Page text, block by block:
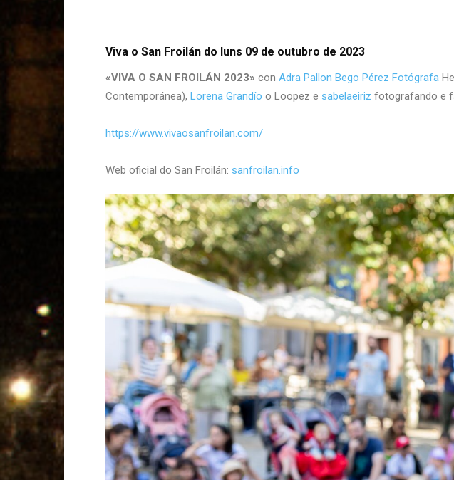
Viva o San Froilán do luns 09 de outubro de 2023
«VIVA O SAN FROILÁN 2023» con Adra Pallon Bego Pérez Fotógrafa
Contemporánea), Lorena Grandío o Loopez e sabelaeiriz fotografando e
https://www.vivaosanfroilan.com/
Web oficial do San Froilán: sanfroilan.info